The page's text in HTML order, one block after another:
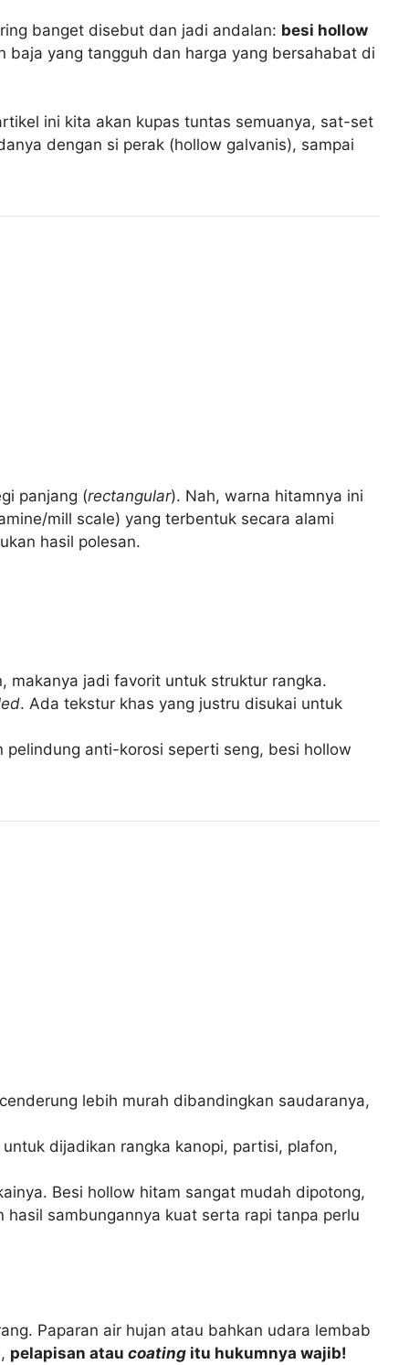
banget disebut dan jadi andalan: besi hollow
baja yang tangguh dan harga yang bersahabat di
ini kita akan kupas tuntas semuanya, sat-set
dengan si perak (hollow galvanis), sampai
panjang (rectangular). Nah, warna hitamnya ini
mill scale) yang terbentuk secara alami
hasil polesan.
makanya jadi favorit untuk struktur rangka.
. Ada tekstur khas yang justru disukai untuk
anti-korosi seperti seng, besi hollow
lebih murah dibandingkan saudaranya,
dijadikan rangka kanopi, partisi, plafon,
Besi hollow hitam sangat mudah dipotong,
sambungannya kuat serta rapi tanpa perlu
Paparan air hujan atau bahkan udara lembab
pelapisan ataucoating itu hukumnya wajib!